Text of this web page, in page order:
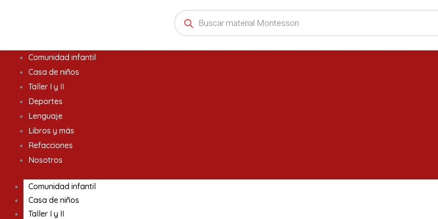
Products
search
Comunidad infantil
Casa de niños
Taller I y II
Deportes
Lenguaje
Libros y más
Refacciones
Nosotros
Comunidad infantil
Casa de niños
Taller I y II